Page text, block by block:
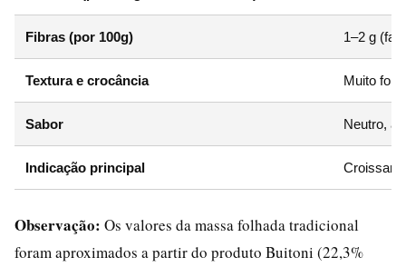
Fibras (por 100g) 1–2 g
Textura e crocância Muito
Sabor Neutro,
Indicação principal
Observação: Os valores da massa folhada tradicional
foram aproximados a partir do produto Buitoni (22,3%